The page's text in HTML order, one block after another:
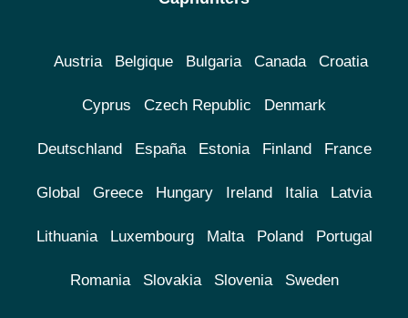
Austria Belgique Bulgaria Canada Croatia
Cyprus Czech Republic Denmark
Deutschland España Estonia Finland France
Global Greece Hungary Ireland Italia Latvia
Lithuania Luxembourg Malta Poland Portugal
Romania Slovakia Slovenia Sweden